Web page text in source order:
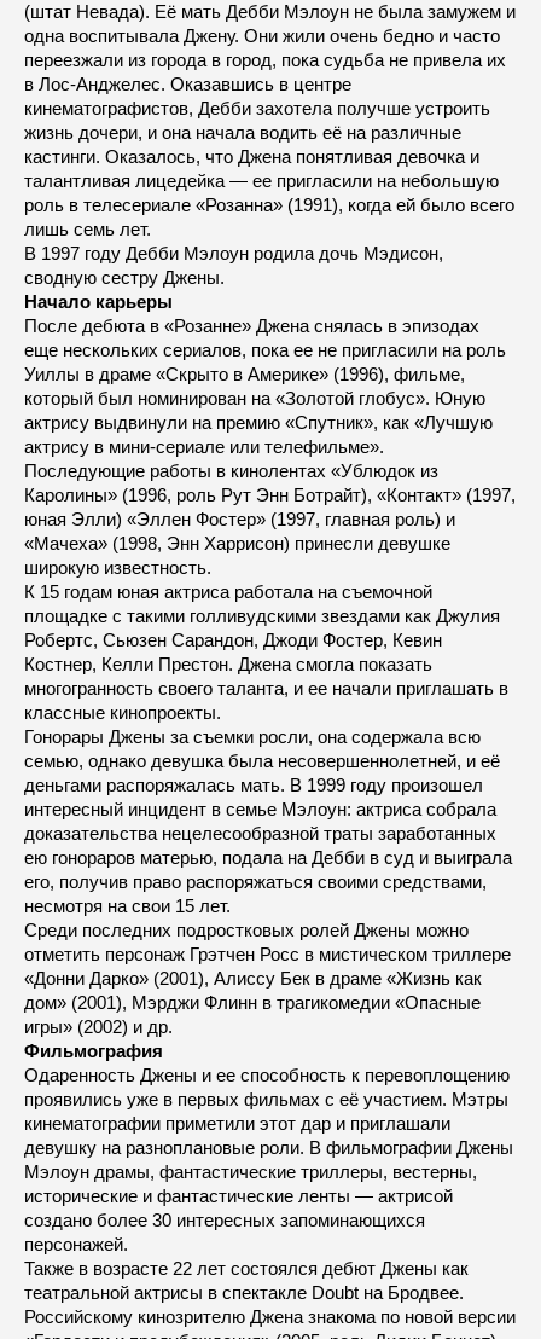
(штат Невада). Её мать Дебби Мэлоун не была замужем и
одна воспитывала Джену. Они жили очень бедно и часто
переезжали из города в город, пока судьба не привела их
в Лос-Анджелес. Оказавшись в центре
кинематографистов, Дебби захотела получше устроить
жизнь дочери, и она начала водить её на различные
кастинги. Оказалось, что Джена понятливая девочка и
талантливая лицедейка — ее пригласили на небольшую
роль в телесериале «Розанна» (1991), когда ей было всего
лишь семь лет.
В 1997 году Дебби Мэлоун родила дочь Мэдисон,
сводную сестру Джены.
Начало карьеры
После дебюта в «Розанне» Джена снялась в эпизодах
еще нескольких сериалов, пока ее не пригласили на роль
Уиллы в драме «Скрыто в Америке» (1996), фильме,
который был номинирован на «Золотой глобус». Юную
актрису выдвинули на премию «Спутник», как «Лучшую
актрису в мини-сериале или телефильме».
Последующие работы в кинолентах «Ублюдок из
Каролины» (1996, роль Рут Энн Ботрайт), «Контакт» (1997,
юная Элли) «Эллен Фостер» (1997, главная роль) и
«Мачеха» (1998, Энн Харрисон) принесли девушке
широкую известность.
К 15 годам юная актриса работала на съемочной
площадке с такими голливудскими звездами как Джулия
Робертс, Сьюзен Сарандон, Джоди Фостер, Кевин
Костнер, Келли Престон. Джена смогла показать
многогранность своего таланта, и ее начали приглашать в
классные кинопроекты.
Гонорары Джены за съемки росли, она содержала всю
семью, однако девушка была несовершеннолетней, и её
деньгами распоряжалась мать. В 1999 году произошел
интересный инцидент в семье Мэлоун: актриса собрала
доказательства нецелесообразной траты заработанных
ею гонораров матерью, подала на Дебби в суд и выиграла
его, получив право распоряжаться своими средствами,
несмотря на свои 15 лет.
Среди последних подростковых ролей Джены можно
отметить персонаж Грэтчен Росс в мистическом триллере
«Донни Дарко» (2001), Алиссу Бек в драме «Жизнь как
дом» (2001), Мэрджи Флинн в трагикомедии «Опасные
игры» (2002) и др.
Фильмография
Одаренность Джены и ее способность к перевоплощению
проявились уже в первых фильмах с её участием. Мэтры
кинематографии приметили этот дар и приглашали
девушку на разноплановые роли. В фильмографии Джены
Мэлоун драмы, фантастические триллеры, вестерны,
исторические и фантастические ленты — актрисой
создано более 30 интересных запоминающихся
персонажей.
Также в возрасте 22 лет состоялся дебют Джены как
театральной актрисы в спектакле Doubt на Бродвее.
Российскому кинозрителю Джена знакома по новой версии